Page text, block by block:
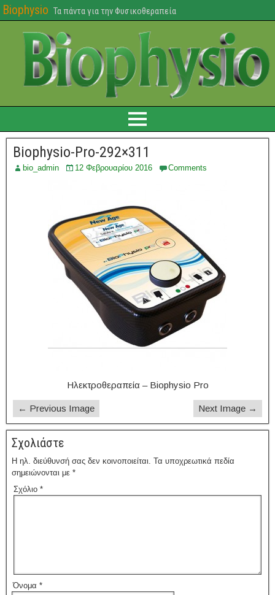
Biophysio Τα πάντα για την Φυσικοθεραπεία
Biophysio-Pro-292×311
bio_admin 12 Φεβρουαρίου 2016 Comments
Ηλεκτροθεραπεία – Biophysio Pro
← Previous Image Next Image →
Σχολιάστε
Η ηλ. διεύθυνσή σας δεν κοινοποιείται. Τα υποχρεωτικά πεδία
σημειώνονται με *
Σχόλιο *
Όνομα *